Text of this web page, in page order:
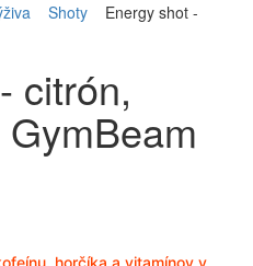
Shoty
Energy shot -
citrón,
horčíka a vitamínov v